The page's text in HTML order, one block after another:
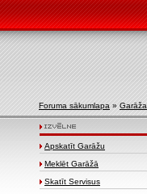
Foruma sākumlapa » Garāža
Apskatīt Garāžu
Meklēt Garāžā
Skatīt Servisus